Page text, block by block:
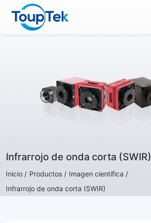
Infrarrojo de onda corta (SWIR)
Inicio / Productos / Imagen científica /
Infrarrojo de onda corta (SWIR)